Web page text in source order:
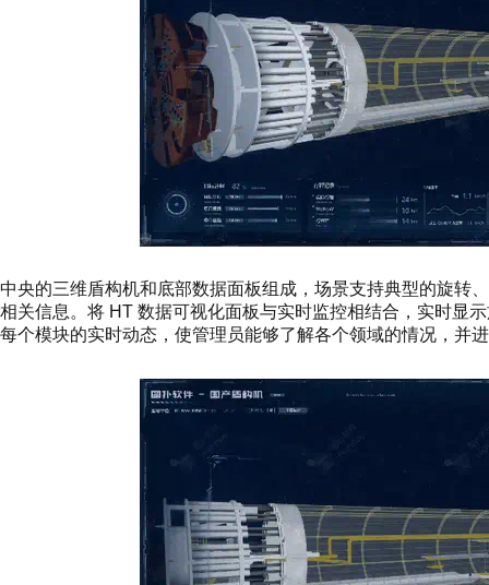
中央的三维盾构机和底部数据面板组成，场景支持典型的旋转
相关信息。将 HT 数据可视化面板与实时监控相结合，实时显
每个模块的实时动态，使管理员能够了解各个领域的情况，并